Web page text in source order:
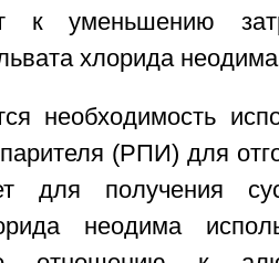
к уменьшению
хлорида
необходимость
(РПИ) для
для получения
неодима